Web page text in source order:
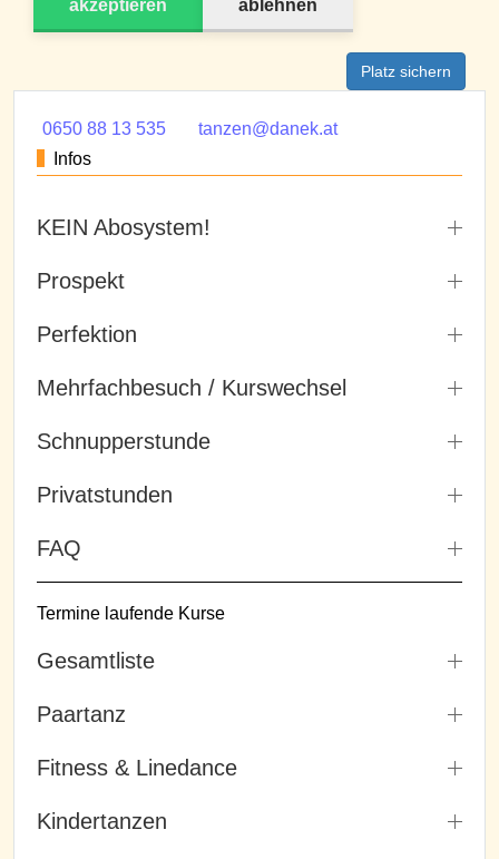
akzeptieren ablehnen
Platz sichern
0650 88 13 535
tanzen@danek.at
Infos
KEIN Abosystem!
Prospekt
Perfektion
Mehrfachbesuch / Kurswechsel
Schnupperstunde
Privatstunden
FAQ
Termine laufende Kurse
Gesamtliste
Paartanz
Fitness & Linedance
Kindertanzen